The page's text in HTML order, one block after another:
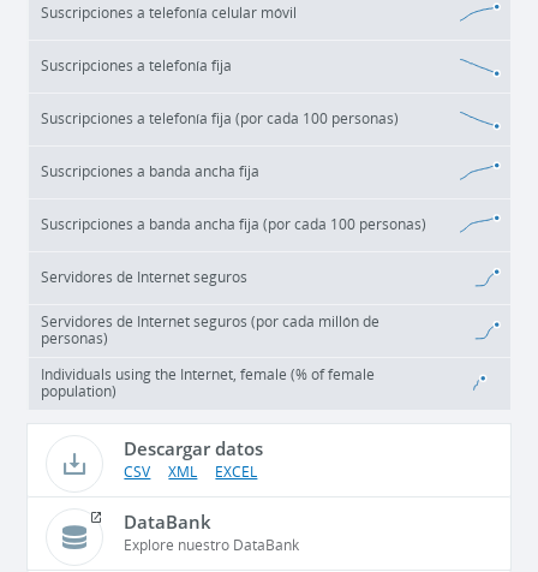
Suscripciones a telefonía celular móvil
Suscripciones a telefonía fija
Suscripciones a telefonía fija (por cada 100 personas)
Suscripciones a banda ancha fija
Suscripciones a banda ancha fija (por cada 100 personas)
Servidores de Internet seguros
Servidores de Internet seguros (por cada millón de
personas)
Individuals using the Internet, female (% of female
population)
Descargar datos
CSV XML EXCEL
DataBank
Explore nuestro DataBank